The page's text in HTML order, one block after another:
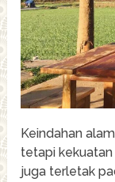
Keindahan
tetapi
juga terletak